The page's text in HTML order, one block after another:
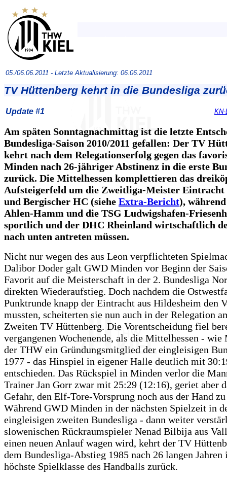
05./06.06.2011 - Letzte Aktualisierung: 06.06.2011
TV Hüttenberg kehrt in die Bundesliga
Update #1
Am späten Sonntagnachmittag ist die letzte
Bundesliga-Saison 2010/2011 gefallen: Der TV
kehrt nach dem Relegationserfolg gegen das
Minden nach 26-jähriger Abstinenz in die erste
zurück. Die Mittelhessen komplettieren das
Aufsteigerfeld um die Zweitliga-Meister Eintracht
und Bergischer HC (siehe Extra-Bericht),
Ahlen-Hamm und die TSG Ludwigshafen-
sportlich und der DHC Rheinland wirtschaftlich
nach unten antreten müssen.
Nicht nur wegen des aus Leon verpflichteten
Dalibor Doder galt GWD Minden vor Beginn der
Favorit auf die Meisterschaft in der 2. Bundesliga
direkten Wiederaufstieg. Doch nachdem die
Punktrunde knapp der Eintracht aus Hildesheim den
mussten, scheiterten sie nun auch in der Relegation
Zweiten TV Hüttenberg. Die Vorentscheidung fiel
vergangenen Wochenende, als die Mittelhessen - wie
der THW ein Gründungsmitglied der eingleisigen
1977 - das Hinspiel in eigener Halle deutlich mit
entschieden. Das Rückspiel in Minden verlor die
Trainer Jan Gorr zwar mit 25:29 (12:16), geriet aber
Gefahr, den Elf-Tore-Vorsprung noch aus der Hand zu
Während GWD Minden in der nächsten Spielzeit in
eingleisigen zweiten Bundesliga - dann weiter
slowenischen Rückraumspieler Nenad Bilbija aus
einen neuen Anlauf wagen wird, kehrt der TV
dem Bundesliga-Abstieg 1985 nach 26 langen Jahren
höchste Spielklasse des Handballs zurück.